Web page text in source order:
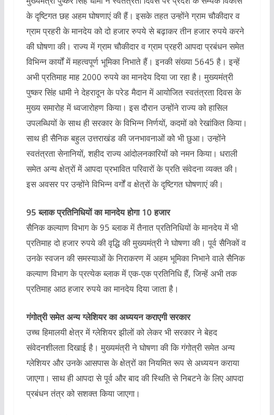
के दृष्टिगत छह अहम घोषणाएं की हैं। इसके तहत उन्होंने ग्राम चौकीदार व
ग्राम प्रहरी के मानदेय को दो हजार रुपये से बढ़ाकर तीन हजार रुपये करने
की घोषणा की। राज्य में ग्राम चौकीदार व ग्राम प्रहरी आपदा प्रबंधन समेत
विभिन्न कार्यों में महत्वपूर्ण भूमिका निभाते हैं। इनकी संख्या 5645 है। इन्हें
अभी प्रतिमाह माह 2000 रुपये का मानदेय दिया जा रहा है। मुख्यमंत्री
पुष्कर सिंह धामी ने देहरादून के परेड मैदान में आयोजित स्वतंत्रता दिवस के
मुख्य समारोह में ध्वजारोहण किया। इस दौरान उन्होंने राज्य को हासिल
उपलब्धियों के साथ ही सरकार के विभिन्न निर्णयों, कदमों को रेखांकित किया।
साथ ही सैनिक बहुल उत्तराखंड की जनभावनाओं को भी छुआ। उन्होंने
स्वतंत्रता सेनानियों, शहीद राज्य आंदोलनकारियों को नमन किया। धराली
समेत अन्य क्षेत्रों में आपदा प्रभावित परिवारों के प्रति संवेदना व्यक्त की।
इस अवसर पर उन्होंने विभिन्न वर्गों व क्षेत्रों के दृष्टिगत घोषणाएं की।
95 ब्लाक प्रतिनिधियों का मानदेय होगा 10 हजार
सैनिक कल्याण विभाग के 95 ब्लाक में तैनात प्रतिनिधियों के मानदेय में भी
प्रतिमाह दो हजार रुपये की वृद्धि की मुख्यमंत्री ने घोषणा की। पूर्व सैनिकों व
उनके स्वजन की समस्याओं के निराकरण में अहम भूमिका निभाने वाले सैनिक
कल्याण विभाग के प्रत्येक ब्लाक में एक-एक प्रतिनिधि हैं, जिन्हें अभी तक
प्रतिमाह आठ हजार रुपये का मानदेय दिया जाता है।
गंगोत्री समेत अन्य ग्लेशियर का अध्ययन कराएगी सरकार
उच्च हिमालयी क्षेत्र में ग्लेशियर झीलों को लेकर भी सरकार ने बेहद
संवेदनशीलता दिखाई है। मुख्यमंत्री ने घोषणा की कि गंगोत्री समेत अन्य
ग्लेशियर और उनके आसपास के क्षेत्रों का नियमित रूप से अध्ययन कराया
जाएगा। साथ ही आपदा से पूर्व और बाद की स्थिति से निबटने के लिए आपदा
प्रबंधन तंत्र को सशक्त किया जाएगा।